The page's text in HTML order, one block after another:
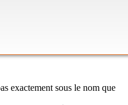
exactement sous le nom que